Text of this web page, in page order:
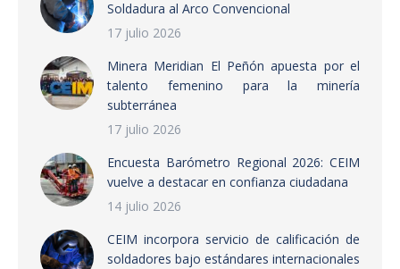
Soldadura al Arco Convencional
17 julio 2026
Minera Meridian El Peñón apuesta por el
talento femenino para la minería
subterránea
17 julio 2026
Encuesta Barómetro Regional 2026: CEIM
vuelve a destacar en confianza ciudadana
14 julio 2026
CEIM incorpora servicio de calificación de
soldadores bajo estándares internacionales